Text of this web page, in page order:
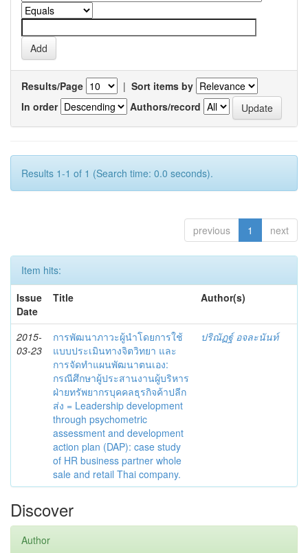
Results/Page | Sort items by
In order
Authors/record
Results 1-1 of 1 (Search time: 0.0 seconds).
previous 1 next
Item hits:
Issue
Date
Title Author(s)
2015-
03-23
การพัฒนาภาวะผู้นำโดยการใช้
แบบประเมินทางจิตวิทยา และ
การจัดทำแผนพัฒนาตนเอง:
กรณีศึกษาผู้ประสานงานผู้บริหาร
ฝ่ายทรัพยากรบุคคลธุรกิจค้าปลีก
ส่ง = Leadership development
through psychometric
assessment and development
action plan (DAP): case study
of HR business partner whole
sale and retail Thai company.
ปริณัฏฐ์ อจละนันท์
Discover
Author